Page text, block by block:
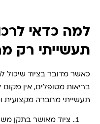
למה כדאי
תעשייתי רק
כאשר מדובר בציוד שיכול
בריאות מטופלים, אין
תעשייתי מחברה מקצועית
ציוד מאושר בתקן